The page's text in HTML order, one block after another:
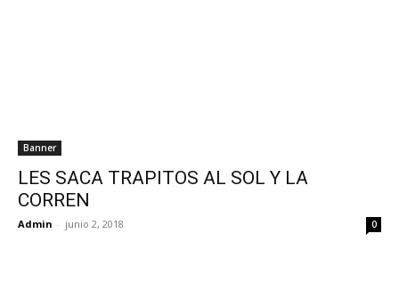
Banner
LES SACA TRAPITOS AL SOL Y LA
CORREN
Admin - junio 2, 2018 0